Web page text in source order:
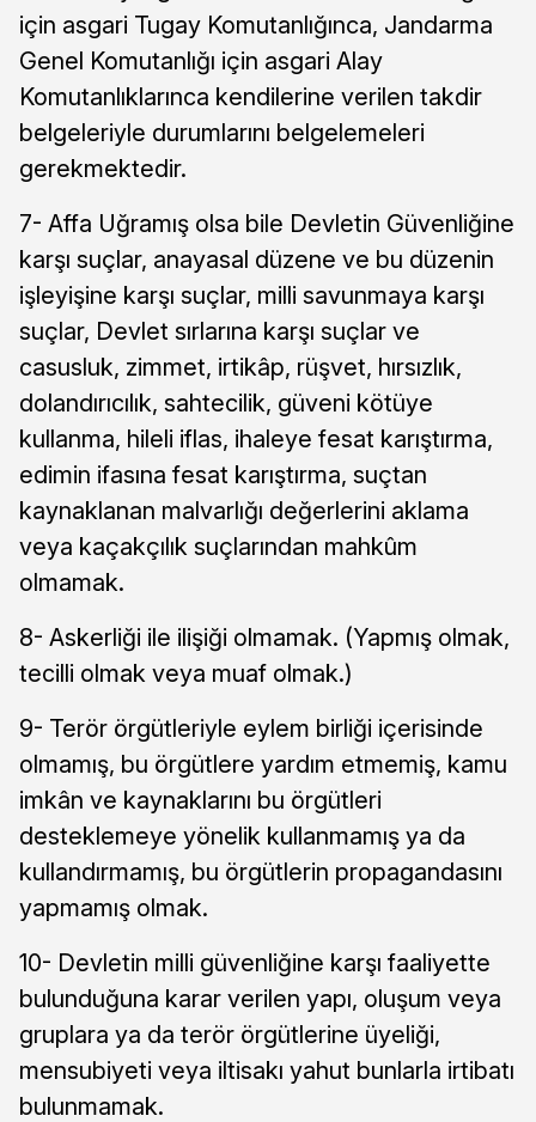
için asgari Tugay Komutanlığınca, Jandarma
Genel Komutanlığı için asgari Alay
Komutanlıklarınca kendilerine verilen takdir
belgeleriyle durumlarını belgelemeleri
gerekmektedir.
7- Affa Uğramış olsa bile Devletin Güvenliğine
karşı suçlar, anayasal düzene ve bu düzenin
işleyişine karşı suçlar, milli savunmaya karşı
suçlar, Devlet sırlarına karşı suçlar ve
casusluk, zimmet, irtikâp, rüşvet, hırsızlık,
dolandırıcılık, sahtecilik, güveni kötüye
kullanma, hileli iflas, ihaleye fesat karıştırma,
edimin ifasına fesat karıştırma, suçtan
kaynaklanan malvarlığı değerlerini aklama
veya kaçakçılık suçlarından mahkûm
olmamak.
8- Askerliği ile ilişiği olmamak. (Yapmış olmak,
tecilli olmak veya muaf olmak.)
9- Terör örgütleriyle eylem birliği içerisinde
olmamış, bu örgütlere yardım etmemiş, kamu
imkân ve kaynaklarını bu örgütleri
desteklemeye yönelik kullanmamış ya da
kullandırmamış, bu örgütlerin propagandasını
yapmamış olmak.
10- Devletin milli güvenliğine karşı faaliyette
bulunduğuna karar verilen yapı, oluşum veya
gruplara ya da terör örgütlerine üyeliği,
mensubiyeti veya iltisakı yahut bunlarla irtibatı
bulunmamak.